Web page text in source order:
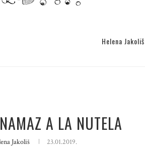
Helena Jakoliš
A LA NUTELA
Jakoliš 23.01.2019.